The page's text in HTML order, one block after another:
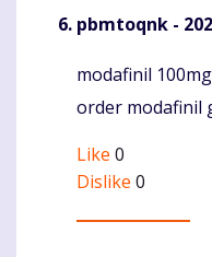
pbmtoqnk -
Komentaras
modafinil
order modafinil
Like 0
Dislike 0